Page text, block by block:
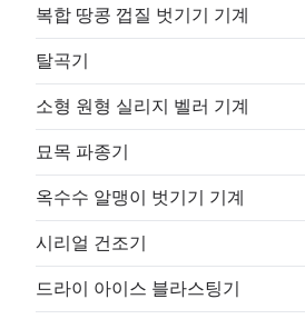
복합 땅콩 껍질 벗기기 기계
탈곡기
소형 원형 실리지 벨러 기계
묘목 파종기
옥수수 알맹이 벗기기 기계
시리얼 건조기
드라이 아이스 블라스팅기